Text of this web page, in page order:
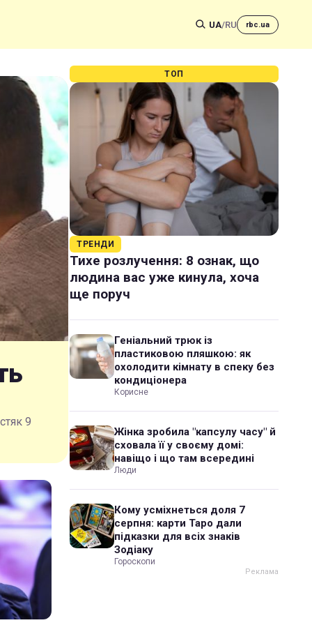
UA/RU rbc.ua
9
ТОП
ТРЕНДИ
Тихе розлучення: 8 ознак, що
людина вас уже кинула, хоча
ще поруч
Геніальний трюк із
пластиковою пляшкою: як
охолодити кімнату в спеку без
кондиціонера
Корисне
Жінка зробила "капсулу часу" й
сховала її у своєму домі:
навіщо і що там всередині
Люди
Кому усміхнеться доля 7
серпня: карти Таро дали
підказки для всіх знаків
Зодіаку
Гороскопи